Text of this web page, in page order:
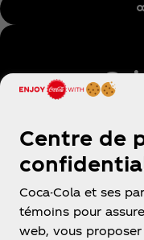
ᴹᴰ fairlife,
Centre de
Coca-Cola et ses
témoins pour
web, vous